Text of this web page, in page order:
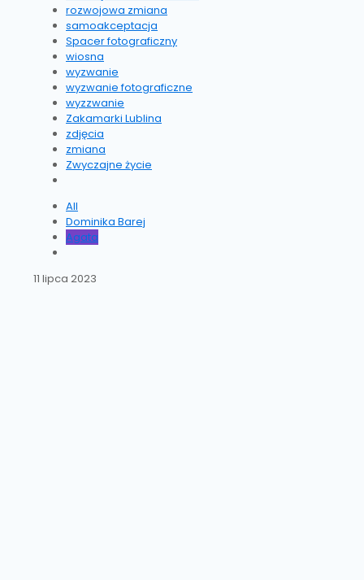
rozwojowa zmiana
samoakceptacja
Spacer fotograficzny
wiosna
wyzwanie
wyzwanie fotograficzne
wyzzwanie
Zakamarki Lublina
zdjęcia
zmiana
Zwyczajne życie
All
Dominika Barej
Agata
11 lipca 2023